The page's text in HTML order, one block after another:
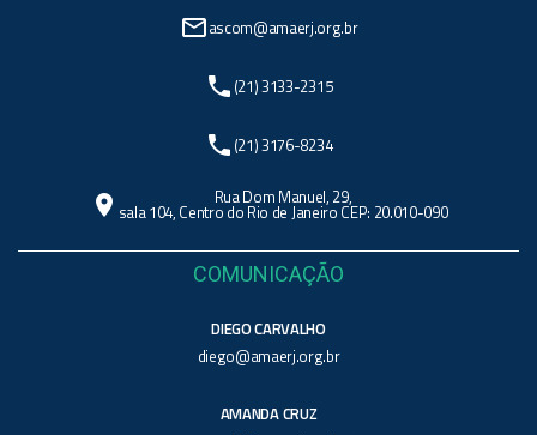
mail_outlineascom@amaerj.org.br
phone (21) 3133-2315
phone (21) 3176-8234
location_on Rua Dom Manuel, 29,
sala 104, Centro do Rio de Janeiro CEP: 20.010-090
COMUNICAÇÃO
DIEGO CARVALHO
diego@amaerj.org.br
AMANDA CRUZ